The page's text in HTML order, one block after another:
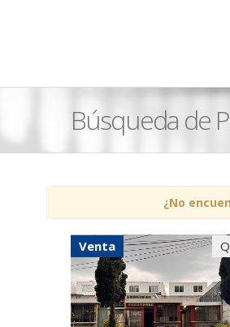
Búsqueda de
¿No
Venta